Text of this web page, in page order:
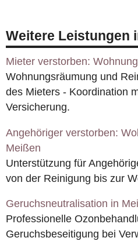
Weitere Leistungen
Mieter verstorben:
Wohnungsräumung und
des Mieters - Koordination
Versicherung.
Angehöriger verstorben:
Meißen
Unterstützung für
von der Reinigung bis zur
Geruchsneutralisation in
Professionelle
Geruchsbeseitigung bei